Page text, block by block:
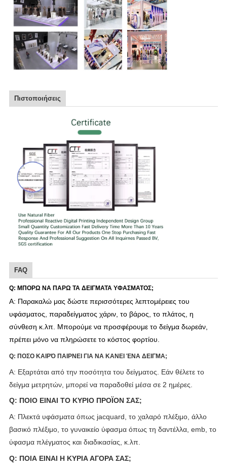
Πιστοποιήσεις
FAQ
Q: ΜΠΟΡΩ ΝΑ ΠΑΡΩ ΤΑ ΔΕΙΓΜΑΤΑ ΥΦΑΣΜΑΤΟΣ;
Α: Παρακαλώ μας δώστε περισσότερες λεπτομέρειες του
υφάσματος, παραδείγματος χάριν, το βάρος, το πλάτος, η
σύνθεση κ.λπ. Μπορούμε να προσφέρουμε το δείγμαδωρεάν,
πρέπει μόνο να πληρώσετε το κόστος φορτίου.
Q: ΠΟΣΟ ΚΑΙΡΌ ΠΑΙΡΝΕΙ ΓΙΑ ΝΑ ΚΑΝΕΙ ΈΝΑ ΔΕΙΓΜΑ;
Α: Εξαρτάται από την ποσότητα του δείγματος. Εάν θέλετε το
δείγμα μετρητών, μπορεί να παραδοθεί μέσα σε 2 ημέρες.
Q: ΠΟΙΟ ΕΙΝΑΙ ΤΟ ΚΥΡΙΟ ΠΡΟΪΟΝ ΣΑΣ;
Α: Πλεκτά υφάσματα όπως jacquard, το χαλαρό πλέξιμο, άλλο
βασικό πλέξιμο, το γυναικείο ύφασμα όπως τη δαντέλλα, emb, το
ύφασμα πλέγματος και διαδικασίας, κ.λπ.
Q: ΠΟΙΑ ΕΙΝΑΙ Η ΚΥΡΙΑ ΑΓΟΡΑ ΣΑΣ;